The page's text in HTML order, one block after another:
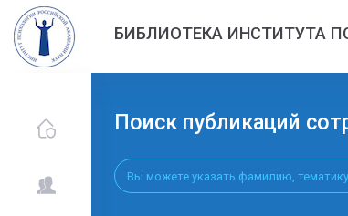
БИБЛИОТЕКА ИНСТИТУТА
Поиск публикаций